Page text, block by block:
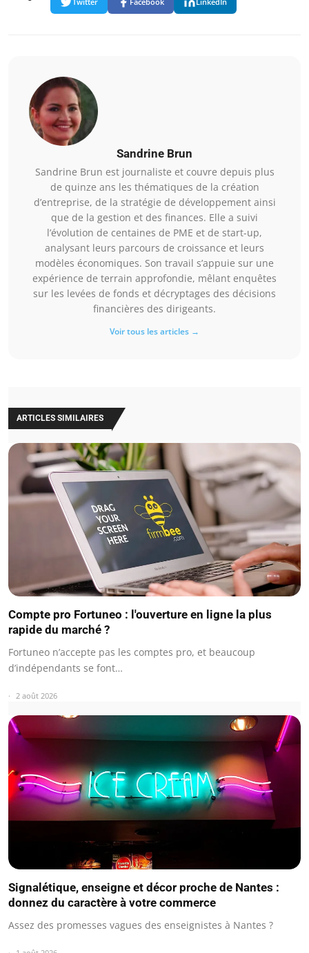
Sandrine Brun
Sandrine Brun est journaliste et couvre depuis plus
de quinze ans les thématiques de la création
d’entreprise, de la stratégie de développement ainsi
que de la gestion et des finances. Elle a suivi
l’évolution de centaines de PME et de start-up,
analysant leurs parcours de croissance et leurs
modèles économiques. Son travail s’appuie sur une
expérience de terrain approfondie, mêlant enquêtes
sur les levées de fonds et décryptages des décisions
financières des dirigeants.
Voir tous les articles →
ARTICLES SIMILAIRES
Compte pro Fortuneo : l'ouverture en ligne la plus
rapide du marché ?
Fortuneo n’accepte pas les comptes pro, et beaucoup
d’indépendants se font…
2 août 2026
Signalétique, enseigne et décor proche de Nantes :
donnez du caractère à votre commerce
Assez des promesses vagues des enseignistes à Nantes ?